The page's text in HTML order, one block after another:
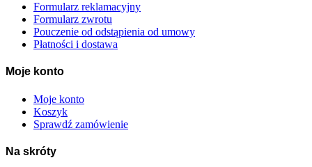
Formularz reklamacyjny
Formularz zwrotu
Pouczenie od odstąpienia od umowy
Płatności i dostawa
Moje konto
Moje konto
Koszyk
Sprawdź zamówienie
Na skróty